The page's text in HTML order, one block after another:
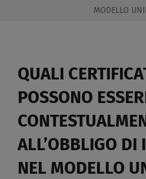
MODELLO
QUALI
POSSONO
ALL’OBBLIGO DI
NEL MODELLO